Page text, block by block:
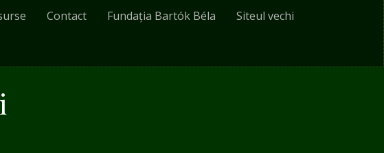
Contact Fundația Bartók Béla Siteul vechi